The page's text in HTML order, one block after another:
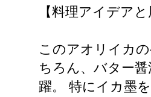
【料理アイデアと
このアオリイカ
ちろん、バター
躍。 特にイカ墨